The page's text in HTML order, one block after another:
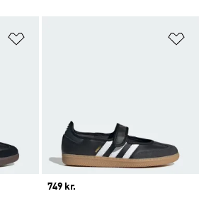
Price
749 kr.